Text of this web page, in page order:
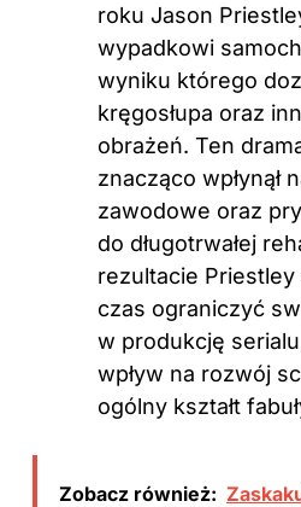
roku Jason
wypadkowi
wyniku którego
kręgosłupa oraz
obrażeń. Ten
znacząco wpłynął
zawodowe oraz
do długotrwałej
rezultacie Priestley
czas ograniczyć
w produkcję
wpływ na rozwój
ogólny kształt
Zobacz również: